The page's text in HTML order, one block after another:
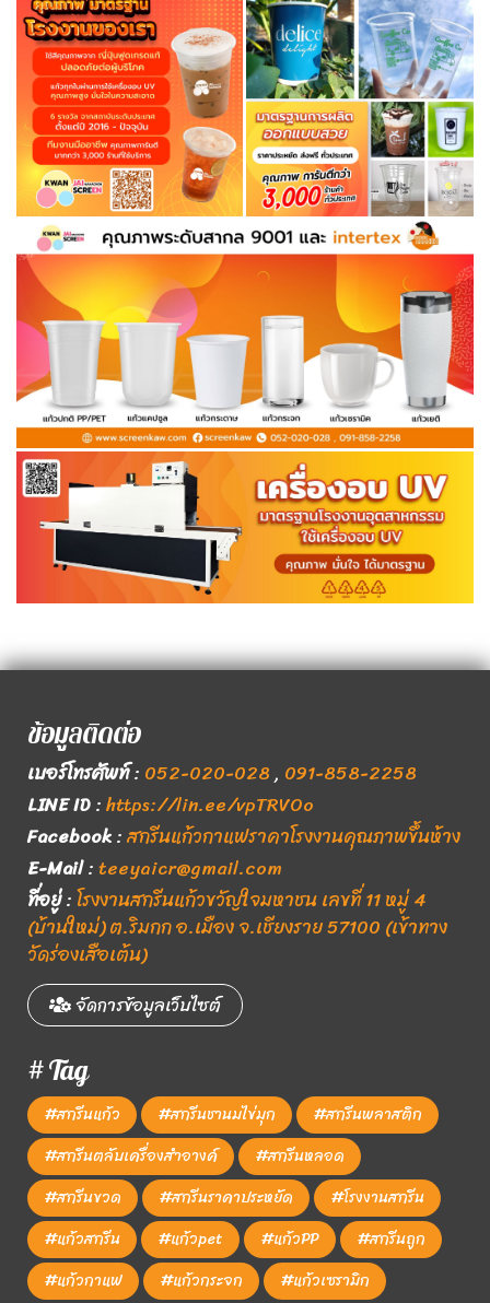
ข้อมูลติดต่อ
เบอร์โทรศัพท์: 052-020-028, 091-858-2258
LINE ID:https://lin.ee/vpTRVOo
Facebook:สกรีนแก้วกาแฟราคาโรงงานคุณภาพขึ้นห้าง
E-Mail:teeyaicr@gmail.com
ที่อยู่:โรงงานสกรีนแก้วขวัญใจมหาชน เลขที่ 11 หมู่ 4
(บ้านใหม่) ต.ริมกก อ.เมือง จ.เชียงราย 57100 (เข้าทาง
วัดร่องเสือเต้น)
จัดการข้อมูลเว็บไซต์
# Tag
#สกรีนแก้ว #สกรีนชานมไข่มุก
#สกรีนพลาสติก
#สกรีนตลับเครื่องสำอางค์
#สกรีนหลอด
#สกรีนขวด
#สกรีนราคาประหยัด
#โรงงานสกรีน
#แก้วสกรีน
#แก้วpet #แก้วPP
#สกรีนถูก
#แก้วกาแฟ
#แก้วกระจก #แก้วเซรามิก